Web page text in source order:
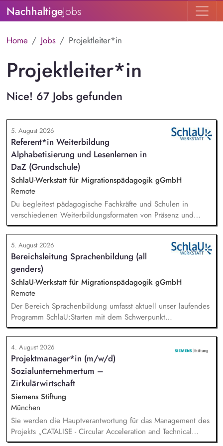
NachhaltigeJobs
Home Jobs Projektleiter*in
Projektleiter*in
Nice! 67 Jobs gefunden
5. August 2026
Referent*in Weiterbildung
Alphabetisierung und Lesenlernen in
DaZ (Grundschule)
SchlaU-Werkstatt für Migrationspädagogik gGmbH
Remote
Du begleitest pädagogische Fachkräfte und Schulen in
verschiedenen Weiterbildungsformaten von Präsenz und
Online-Workshops bis hin zu pädogischen Tagen und erstellst
Online-Selbstlernkurse für unsere Plattform schlau-lernen.org.
Die inhaltlichen Schwerpunkte liegen dabei auf den
Bereichen Lesen lernen, Mehrsprachigkeitsbewusstsein und
Alphabetisierung in der Grundschule.
5. August 2026
Bereichsleitung Sprachenbildung (all
genders)
SchlaU-Werkstatt für Migrationspädagogik gGmbH
Remote
Der Bereich Sprachenbildung umfasst aktuell unser laufendes
Programm SchlaU:Starten mit dem Schwerpunkt
"Alphabetisierung in DaZ für die Grundschule" sowie
zukünftig weitere auf Unterrichtsmaterial bezogene Projekte
mit den Schwerpunkten sprachensensibles und
rassismuskritisches Deutschlernen von der Grundschule bis in
die Berufliche Bildung. Der Bereich Sprachenbildung
entwickelt in seinen Projekten dazu zielgruppengerechte und
innovative Unterrichtsmaterialien und begleitet pädagogische
Fachkräfte mit daran angeschlossenen
Weiterbildungsangeboten online wie offline.
4. August 2026
Projektmanager*in (m/w/d)
Sozialunternehmertum –
Zirkulärwirtschaft
Siemens Stiftung
München
Sie werden die Hauptverantwortung für das Management des
Projekts „CATALISE - Circular Acceleration and Technical
Assistance for Local Innovation and Sustainable Enterprises